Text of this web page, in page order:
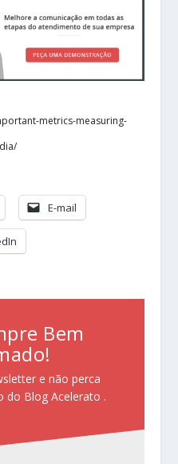
metrics-measuring-
E-mail
Bem
e não perca
do Blog Acelerato .